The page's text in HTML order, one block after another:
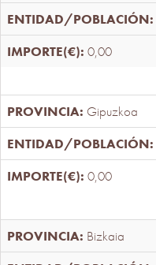
0,00
Gipuzkoa
0,00
Bizkaia